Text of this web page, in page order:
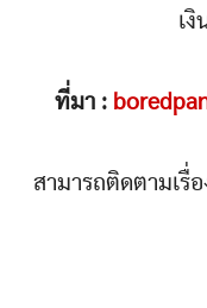
เ
ที่มา :
สามารถติดตามเรื่